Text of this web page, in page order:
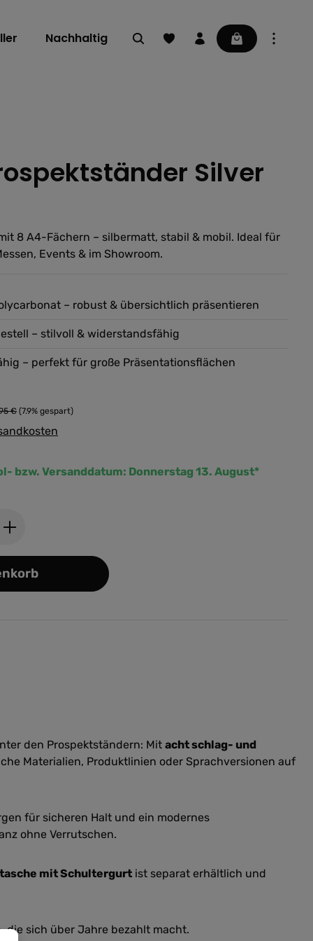
Nachhaltig Du hast 0 Produkte auf dem
Warenkorb
von 0 von 5 Sternen Silver
8 A4-Fächern – silbermatt, stabil & mobil. Ideal für
Events & im Showroom.
– robust & übersichtlich präsentieren
– stilvoll & widerstandsfähig
– perfekt für große Präsentationsflächen
den gewünschten Wert ein oder
bzw. Versanddatum: Donnerstag 13. August*
€ (7.9% gespart)
den Prospektständern: Mit acht schlag- und
Materialien, Produktlinien oder Sprachversionen auf
für sicheren Halt und ein modernes
ohne Verrutschen.
mit Schultergurt ist separat erhältlich und
die sich über Jahre bezahlt macht.